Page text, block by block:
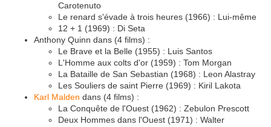
Carotenuto
Le renard s'évade à trois heures (1966) : Lui-même
12 + 1 (1969) : Di Seta
Anthony Quinn dans (4 films) :
Le Brave et la Belle (1955) : Luis Santos
L'Homme aux colts d'or (1959) : Tom Morgan
La Bataille de San Sebastian (1968) : Leon Alastray
Les Souliers de saint Pierre (1969) : Kiril Lakota
Karl Malden dans (4 films) :
La Conquête de l'Ouest (1962) : Zebulon Prescott
Deux Hommes dans l'Ouest (1971) : Walter